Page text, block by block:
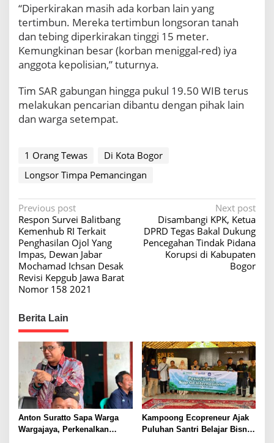
“Diperkirakan masih ada korban lain yang
tertimbun. Mereka tertimbun longsoran tanah
dan tebing diperkirakan tinggi 15 meter.
Kemungkinan besar (korban meniggal-red) iya
anggota kepolisian,” tuturnya.
Tim SAR gabungan hingga pukul 19.50 WIB terus
melakukan pencarian dibantu dengan pihak lain
dan warga setempat.
1 Orang Tewas
Di Kota Bogor
Longsor Timpa Pemancingan
P
o
s
t
n
a
v
i
g
t
i
o
n
Previous post
Respon Survei Balitbang
Kemenhub RI Terkait
Penghasilan Ojol Yang
Impas, Dewan Jabar
Mochamad Ichsan Desak
Revisi Kepgub Jawa Barat
Nomor 158 2021
Next post
Disambangi KPK, Ketua
DPRD Tegas Bakal Dukung
Pencegahan Tindak Pidana
Korupsi di Kabupaten
Bogor
Berita Lain
Anton Suratto Sapa Warga
Wargajaya, Perkenalkan
Kampoong Ecopreneur Ajak
Puluhan Santri Belajar Bisnis